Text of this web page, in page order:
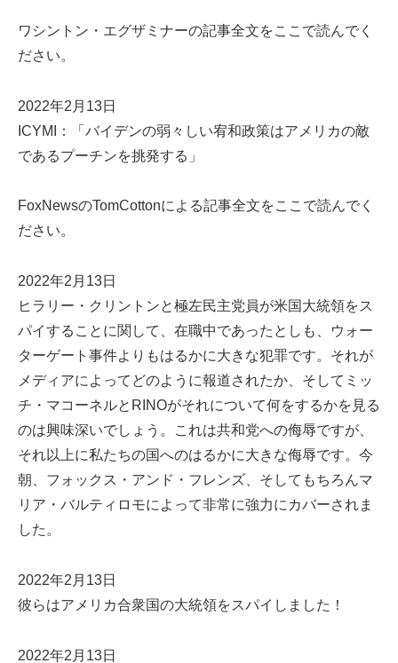
ワシントン・エグザミナーの記事全文をここで読んでく
ださい。
2022年2月13日
ICYMI：「バイデンの弱々しい宥和政策はアメリカの敵
であるプーチンを挑発する」
FoxNewsのTomCottonによる記事全文をここで読んでく
ださい。
2022年2月13日
ヒラリー・クリントンと極左民主党員が米国大統領をス
パイすることに関して、在職中であったとしも、ウォー
ターゲート事件よりもはるかに大きな犯罪です。それが
メディアによってどのように報道されたか、そしてミッ
チ・マコーネルとRINOがそれについて何をするかを見る
のは興味深いでしょう。これは共和党への侮辱ですが、
それ以上に私たちの国へのはるかに大きな侮辱です。今
朝、フォックス・アンド・フレンズ、そしてもちろんマ
リア・バルティロモによって非常に強力にカバーされま
した。
2022年2月13日
彼らはアメリカ合衆国の大統領をスパイしました！
2022年2月13日